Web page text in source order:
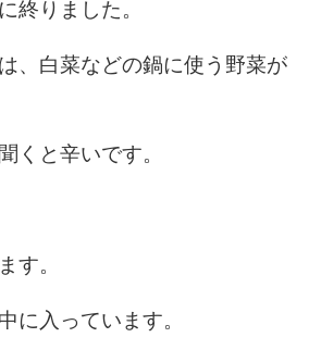
終りました。
、白菜などの鍋に使う野菜が
くと辛いです。
す。
に入っています。